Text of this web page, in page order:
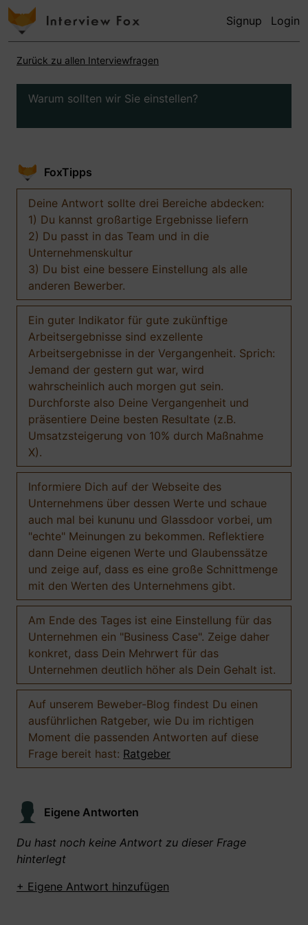
Signup Login
Zurück zu allen Interviewfragen
Warum sollten wir Sie einstellen?
FoxTipps
Deine Antwort sollte drei Bereiche abdecken:
1) Du kannst großartige Ergebnisse liefern
2) Du passt in das Team und in die
Unternehmenskultur
3) Du bist eine bessere Einstellung als alle
anderen Bewerber.
Ein guter Indikator für gute zukünftige
Arbeitsergebnisse sind exzellente
Arbeitsergebnisse in der Vergangenheit. Sprich:
Jemand der gestern gut war, wird
wahrscheinlich auch morgen gut sein.
Durchforste also Deine Vergangenheit und
präsentiere Deine besten Resultate (z.B.
Umsatzsteigerung von 10% durch Maßnahme
X).
Informiere Dich auf der Webseite des
Unternehmens über dessen Werte und schaue
auch mal bei kununu und Glassdoor vorbei, um
"echte" Meinungen zu bekommen. Reflektiere
dann Deine eigenen Werte und Glaubenssätze
und zeige auf, dass es eine große Schnittmenge
mit den Werten des Unternehmens gibt.
Am Ende des Tages ist eine Einstellung für das
Unternehmen ein "Business Case". Zeige daher
konkret, dass Dein Mehrwert für das
Unternehmen deutlich höher als Dein Gehalt ist.
Auf unserem Beweber-Blog findest Du einen
ausführlichen Ratgeber, wie Du im richtigen
Moment die passenden Antworten auf diese
Frage bereit hast: Ratgeber
Eigene Antworten
Du hast noch keine Antwort zu dieser Frage
hinterlegt
+ Eigene Antwort hinzufügen